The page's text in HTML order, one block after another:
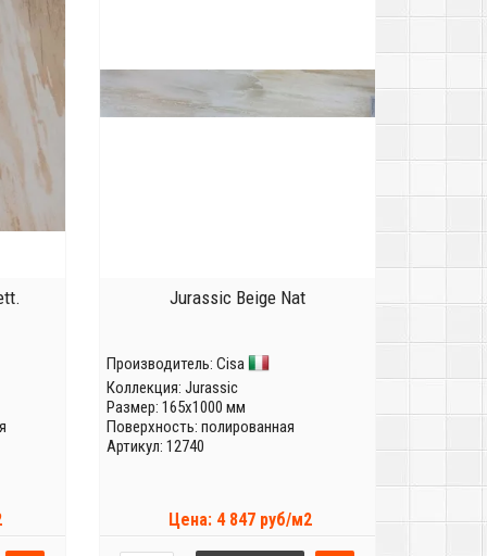
Jurassic Beige Nat
Производитель: Cisa
Коллекция: Jurassic
Размер: 165x1000 мм
Поверхность: полированная
Артикул: 12740
Цена: 4 847 руб/м2